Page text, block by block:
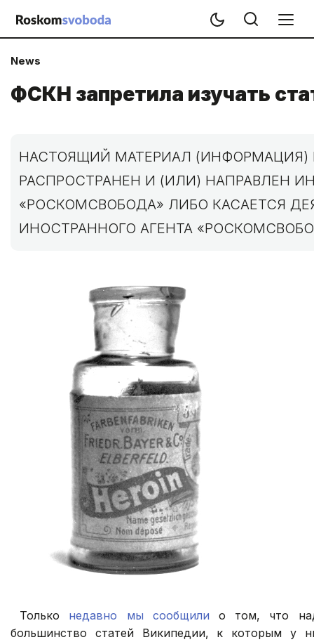
News
ФСКН запретила изучать
НАСТОЯЩИЙ МАТЕРИАЛ (ИНФОРМАЦИЯ)
РАСПРОСТРАНЕН И (ИЛИ) НАПРАВЛЕН
«РОСКОМСВОБОДА» ЛИБО КАСАЕТСЯ
ИНОСТРАННОГО АГЕНТА
Только недавно мы сообщили о том, что
большинство статей Википедии, к которым у